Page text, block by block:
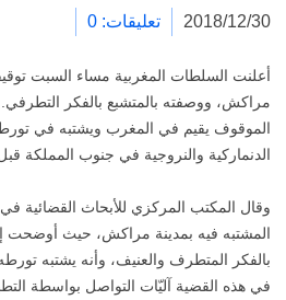
2018/12/30 تعليقات: 0
أعلنت السلطات المغربية مساء السبت
مراكش، ووصفته بالمتشبع بالفكر
الموقوف يقيم في المغرب ويشتبه في
الدنماركية والنروجية في جنوب المملكة
وقال المكتب المركزي للأبحاث القضائية في
المشتبه فيه بمدينة مراكش، حيث أوضحت
بالفكر المتطرف والعنيف، وأنه يشتبه
في هذه القضية آليّات التواصل بواسطة